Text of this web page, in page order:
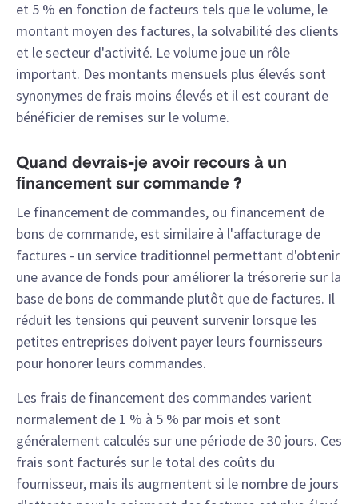
et 5 % en fonction de facteurs tels que le volume, le
montant moyen des factures, la solvabilité des clients
et le secteur d'activité. Le volume joue un rôle
important. Des montants mensuels plus élevés sont
synonymes de frais moins élevés et il est courant de
bénéficier de remises sur le volume.
Quand devrais-je avoir recours à un
financement sur commande ?
Le financement de commandes, ou financement de
bons de commande, est similaire à l'affacturage de
factures - un service traditionnel permettant d'obtenir
une avance de fonds pour améliorer la trésorerie sur la
base de bons de commande plutôt que de factures. Il
réduit les tensions qui peuvent survenir lorsque les
petites entreprises doivent payer leurs fournisseurs
pour honorer leurs commandes.
Les frais de financement des commandes varient
normalement de 1 % à 5 % par mois et sont
généralement calculés sur une période de 30 jours. Ces
frais sont facturés sur le total des coûts du
fournisseur, mais ils augmentent si le nombre de jours